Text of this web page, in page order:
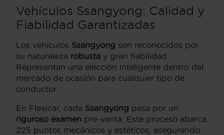
Vehículos Ssangyong: Calidad y
Fiabilidad Garantizadas
Los vehículos Ssangyong son reconocidos por
su naturaleza robusta y gran fiabilidad.
Representan una elección inteligente dentro del
mercado de ocasión para cualquier tipo de
conductor.
En Flexicar, cada Ssangyong pasa por un
riguroso examen pre-venta. Este proceso abarca
225 puntos mecánicos y estéticos, asegurando